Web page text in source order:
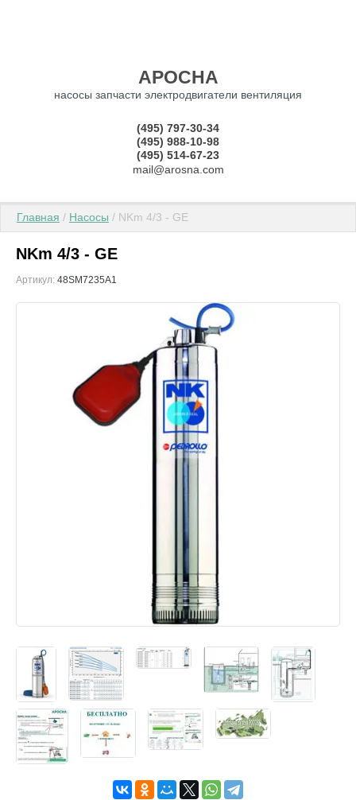
АРОСНА
насосы запчасти электродвигатели вентиляция
(495) 797-30-34
(495) 988-10-98
(495) 514-67-23
mail@arosna.com
Главная / Насосы / NKm 4/3 - GE
NKm 4/3 - GE
Артикул: 48SM7235A1